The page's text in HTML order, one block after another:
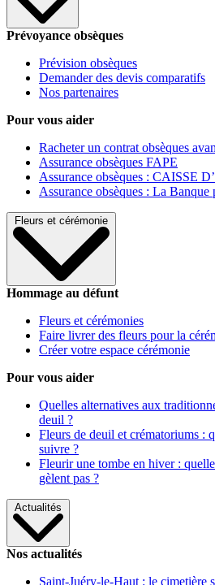
Prévoyance obsèques
Prévision obsèques
Demander des devis comparatifs
Nos partenaires
Pour vous aider
Racheter un contrat obsèques
Assurance obsèques FAPE
Assurance obsèques : CAISSE
Assurance obsèques : La Banque
Fleurs et cérémonie
Hommage au défunt
Fleurs et cérémonies
Faire livrer des fleurs pour la
Créer votre espace cérémonie
Pour vous aider
Quelles alternatives aux
deuil ?
Fleurs de deuil et crématoriums :
suivre ?
Fleurir une tombe en hiver :
gèlent pas ?
Actualités
Nos actualités
Saint-Juéry-le-Haut : le cimetière